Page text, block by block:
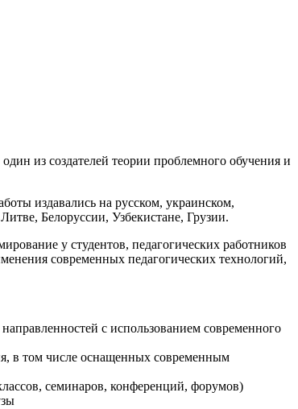
из создателей теории проблемного обучения и
издавались на русском, украинском,
Белоруссии, Узбекистане, Грузии.
у студентов, педагогических работников
современных педагогических технологий,
с использованием современного
в том числе оснащенных современным
семинаров, конференций, форумов)